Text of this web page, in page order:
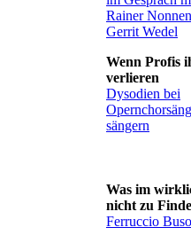
Rainer
Gerrit Wedel
Wenn Profis
verlieren
Dysodien bei
sängern
Was im
nicht zu
Ferruccio